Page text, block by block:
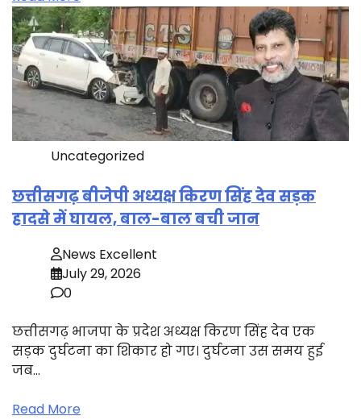
Uncategorized
छत्तीसगढ़ बीजेपी अध्यक्ष किरण सिंह देव सड़क
हादसे में घायल, बाल-बाल बची जान
News Excellent
July 29, 2026
0
छत्तीसगढ़ भाजपा के प्रदेश अध्यक्ष किरण सिंह देव एक
सड़क दुर्घटना का शिकार हो गए। दुर्घटना उस समय हुई
जब…
Read More